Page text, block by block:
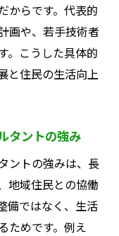
からです。代表的
画や、若手技術者
。こうした具体的
と住民の生活向上
タントの強み
ントの強みは、長
地域住民との協働
備ではなく、生活
ためです。例え